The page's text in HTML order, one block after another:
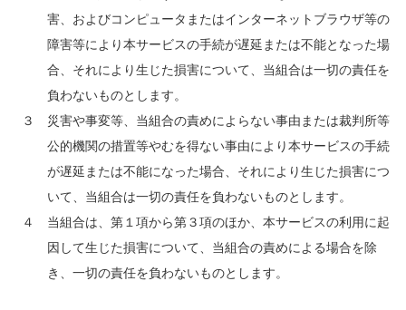
害、およびコンピュータまたはインターネットブラウザ等の
障害等により本サービスの手続が遅延または不能となった場
合、それにより生じた損害について、当組合は一切の責任を
負わないものとします。
３ 災害や事変等、当組合の責めによらない事由または裁判所等
公的機関の措置等やむを得ない事由により本サービスの手続
が遅延または不能になった場合、それにより生じた損害につ
いて、当組合は一切の責任を負わないものとします。
４ 当組合は、第１項から第３項のほか、本サービスの利用に起
因して生じた損害について、当組合の責めによる場合を除
き、一切の責任を負わないものとします。